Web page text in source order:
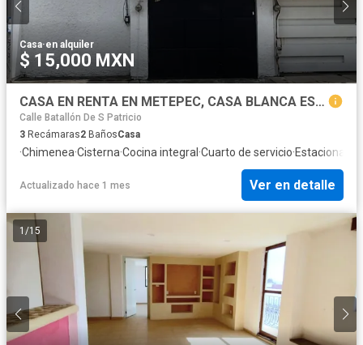
Casa·en alquiler
$ 15,000 MXN
CASA EN RENTA EN METEPEC, CASA BLANCA ESTADO DE MEXICO
Calle Batallón De S Patricio
3 Recámaras2 BañosCasa
·Chimenea·Cisterna·Cocina integral ·Cuarto de servicio·
Actualizado hace 1 mes Ver en detalle
1 /15